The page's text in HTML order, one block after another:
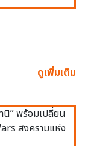
ดูเพิ่มเติม